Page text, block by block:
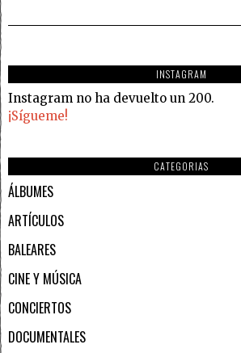
INSTAGRAM
Instagram no ha devuelto un 200.
¡Sígueme!
CATEGORIAS
ÁLBUMES
ARTÍCULOS
BALEARES
CINE Y MÚSICA
CONCIERTOS
DOCUMENTALES